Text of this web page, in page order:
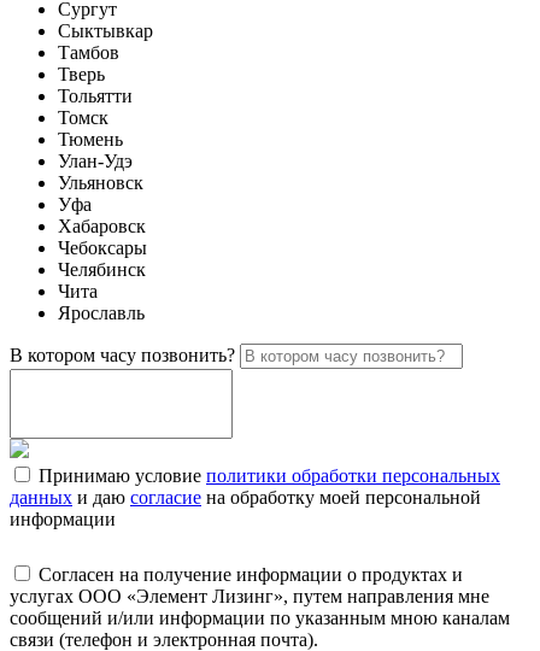
Сургут
Сыктывкар
Тамбов
Тверь
Тольятти
Томск
Тюмень
Улан-Удэ
Ульяновск
Уфа
Хабаровск
Чебоксары
Челябинск
Чита
Ярославль
В котором часу позвонить?
Принимаю условие политики обработки персональных
данных и даю согласие на обработку моей персональной
информации
Согласен на получение информации о продуктах и
услугах ООО «Элемент Лизинг», путем направления мне
сообщений и/или информации по указанным мною каналам
связи (телефон и электронная почта).